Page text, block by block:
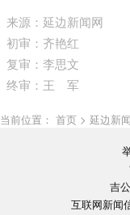
来源：延边新闻网
初审：齐艳红
复审：李思文
终审：王 军
当前位置： 首页 > 延边新
吉
互联网新闻